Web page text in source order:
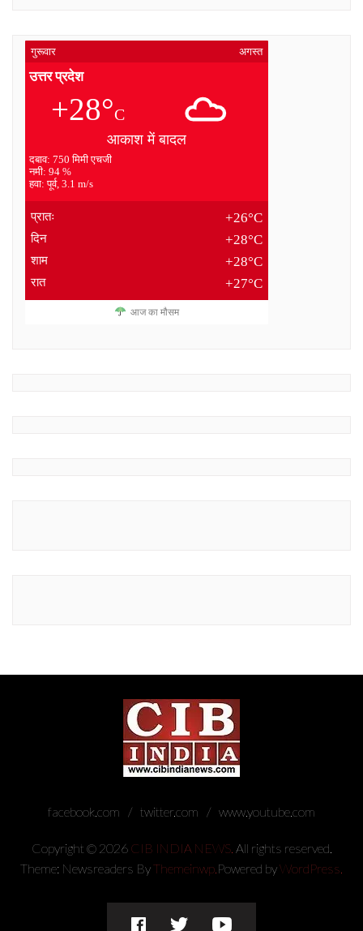
गुरूवार अगस्त
उत्तर प्रदेश
+28°C
आकाश में बादल
दबाव: 750 मिमी एचजी
नमी: 94 %
हवा: पूर्व, 3.1 m/s
प्रातः +26°C
दिन +28°C
शाम +28°C
रात +27°C
आज का मौसम
facebook.com twitter.com www.youtube.com
Copyright © 2026 CIB INDIA NEWS. All rights reserved.
Theme: Newsreaders ByThemeinwp. Powered byWordPress.
facebook.comtwitter.comwww.youtube.com